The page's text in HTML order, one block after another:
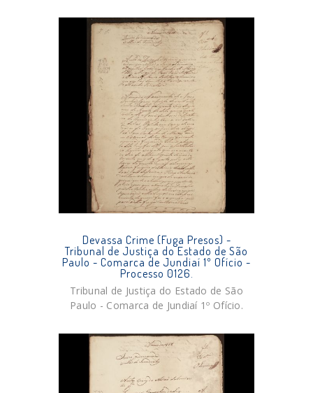
Devassa Crime (Fuga Presos) -
Tribunal de Justiça do Estado de São
Paulo - Comarca de Jundiaí 1º Ofício -
Processo 0126.
Tribunal de Justiça do Estado de São
Paulo - Comarca de Jundiaí 1º Ofício.